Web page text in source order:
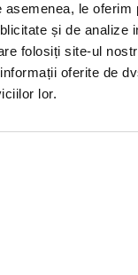
le oferim
și de analize
folosiți site-ul
oferite de
lor.
- Harrison
- 2020)
operatorii
până la